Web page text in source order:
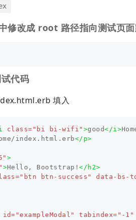
改成 root 路径指向测试页面
代码
填入
class= "bi bi-wifi" >good</i>
index.html.erb</p>
>
>Hello, Bootstrap!</h2>
"btn btn-success" data-bs-
id= "exampleModal" tabindex= "-1"